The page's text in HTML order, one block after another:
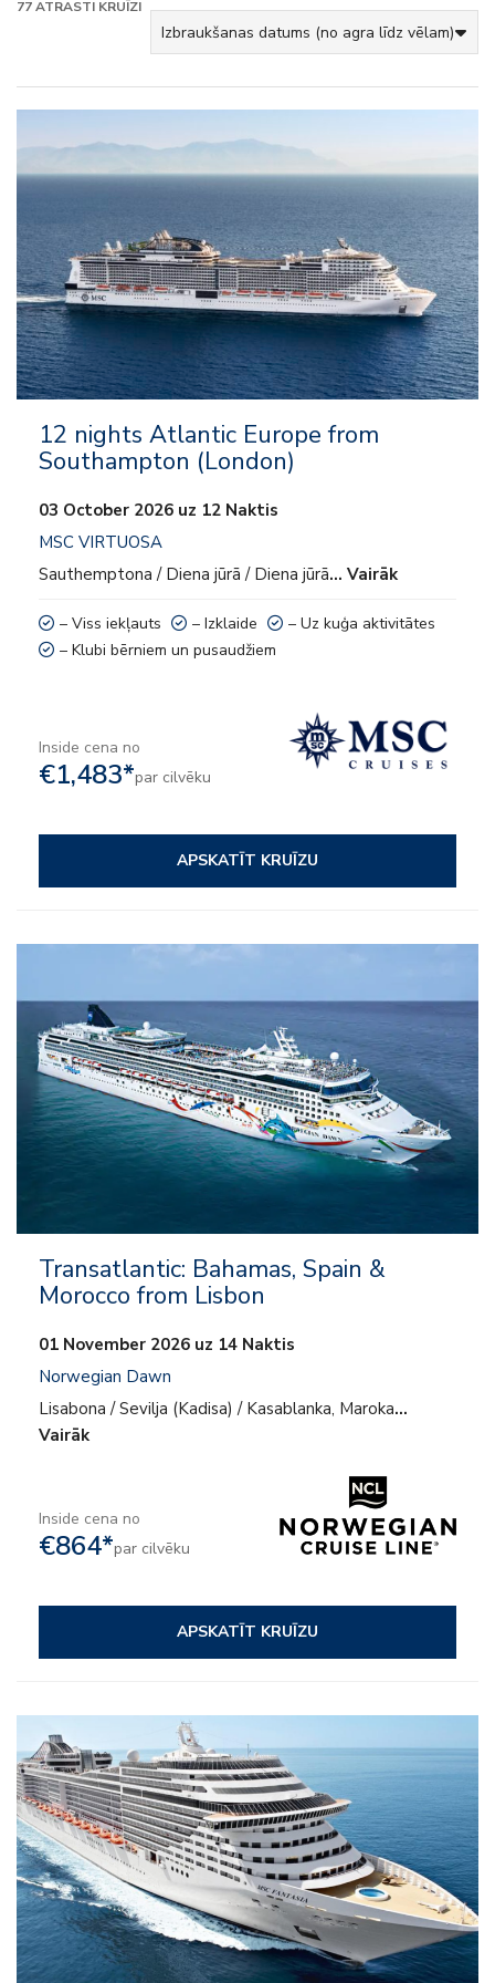
77ATRASTI KRUĪZI
– Izklaide
– Uz kuģa aktivitātes
– Klubi bērniem un pusaudžiem
12 nights Atlantic Europe from
Southampton (London)
03 October 2026 uz 12 Naktis
MSC VIRTUOSA
Sauthemptona / Diena jūrā / Diena jūrā… Vairāk
– Viss iekļauts – Izklaide
– Uz kuģa aktivitātes
– Klubi bērniem un pusaudžiem
Inside cena no
€1,483*par cilvēku
APSKATĪT KRUĪZU
Transatlantic: Bahamas, Spain &
Morocco from Lisbon
01 November 2026 uz 14 Naktis
Norwegian Dawn
Lisabona / Sevilja (Kadisa) / Kasablanka, Maroka…
Vairāk
Inside cena no
€864*par cilvēku
APSKATĪT KRUĪZU
– Viss iekļauts
– Izklaide
– Uz kuģa aktivitātes
– Klubi bērniem un pusaudžiem